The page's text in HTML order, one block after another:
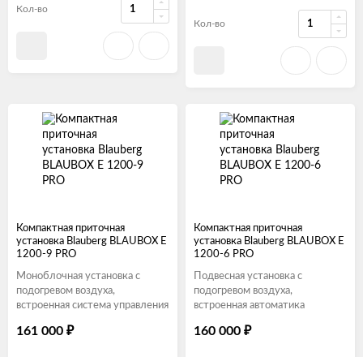
Кол-во
Кол-во
Компактная приточная
установка Blauberg BLAUBOX E
1200-9 PRO
Моноблочная установка с
подогревом воздуха,
встроенная система управления
161 000 ₽
Компактная приточная
установка Blauberg BLAUBOX E
1200-6 PRO
Подвесная установка с
подогревом воздуха,
встроенная автоматика
160 000 ₽